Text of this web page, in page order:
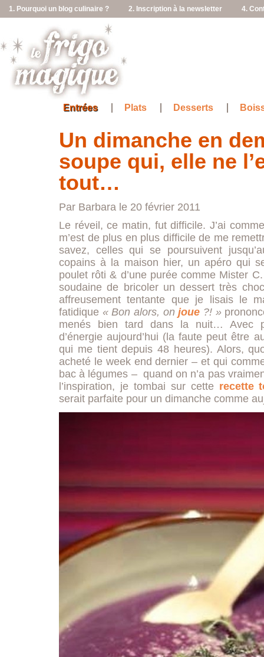
1. Pourquoi un blog culinaire ? 2. Inscription à la newsletter 4.
Entrées Plats Desserts
Un dimanche en
soupe qui, elle ne
tout…
Par Barbara le 20 février 2011
Le réveil, ce matin, fut difficile. J’ai
m’est de plus en plus difficile de me
savez, celles qui se poursuivent
copains à la maison hier, un apéro qui
poulet rôti & d’une purée comme Mister
soudaine de bricoler un dessert très
affreusement tentante que je lisais le
fatidique « Bon alors, onjoue ?! »
menés bien tard dans la nuit… Avec
d’énergie aujourd’hui (la faute peut être
qui me tient depuis 48 heures). Alors,
acheté le week end dernier – et qui
bac à légumes – quand on n’a pas
l’inspiration, je tombai sur cette recette
serait parfaite pour un dimanche comme